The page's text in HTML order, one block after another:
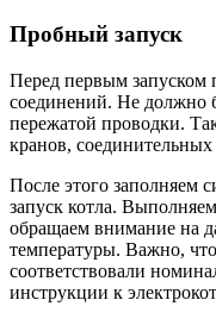
Пробный запуск
Перед первым запуском
соединений. Не должно
пережатой проводки.
кранов,
После этого заполняем
запуск котла.
обращаем внимание на
температуры. Важно,
соответствовали
инструкции к